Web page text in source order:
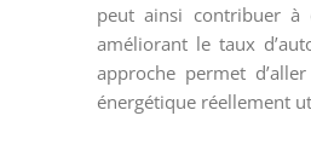
peut ainsi contribuer à
améliorant le taux
approche permet
énergétique réellement